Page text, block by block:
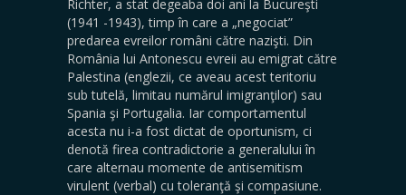
Richter, a stat degeaba doi ani la Bucureşti
(1941 -1943), timp în care a „negociat”
predarea evreilor români către nazişti. Din
România lui Antonescu evreii au emigrat către
Palestina (englezii, ce aveau acest teritoriu
sub tutelă, limitau numărul imigranţilor) sau
Spania şi Portugalia. Iar comportamentul
acesta nu i-a fost dictat de oportunism, ci
denotă firea contradictorie a generalului în
care alternau momente de antisemitism
virulent (verbal) cu toleranţă şi compasiune.